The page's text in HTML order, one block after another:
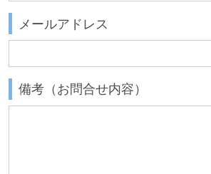
メールアドレス
備考（お問合せ内容）